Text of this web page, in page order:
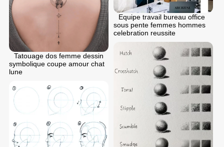
Equipe travail bureau office
sous pente femmes hommes
celebration reussite
Tatouage dos femme dessin
symbolique coupe amour chat
lune